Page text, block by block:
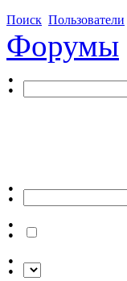
Поиск Пользователи
Форумы
:
:
:
: